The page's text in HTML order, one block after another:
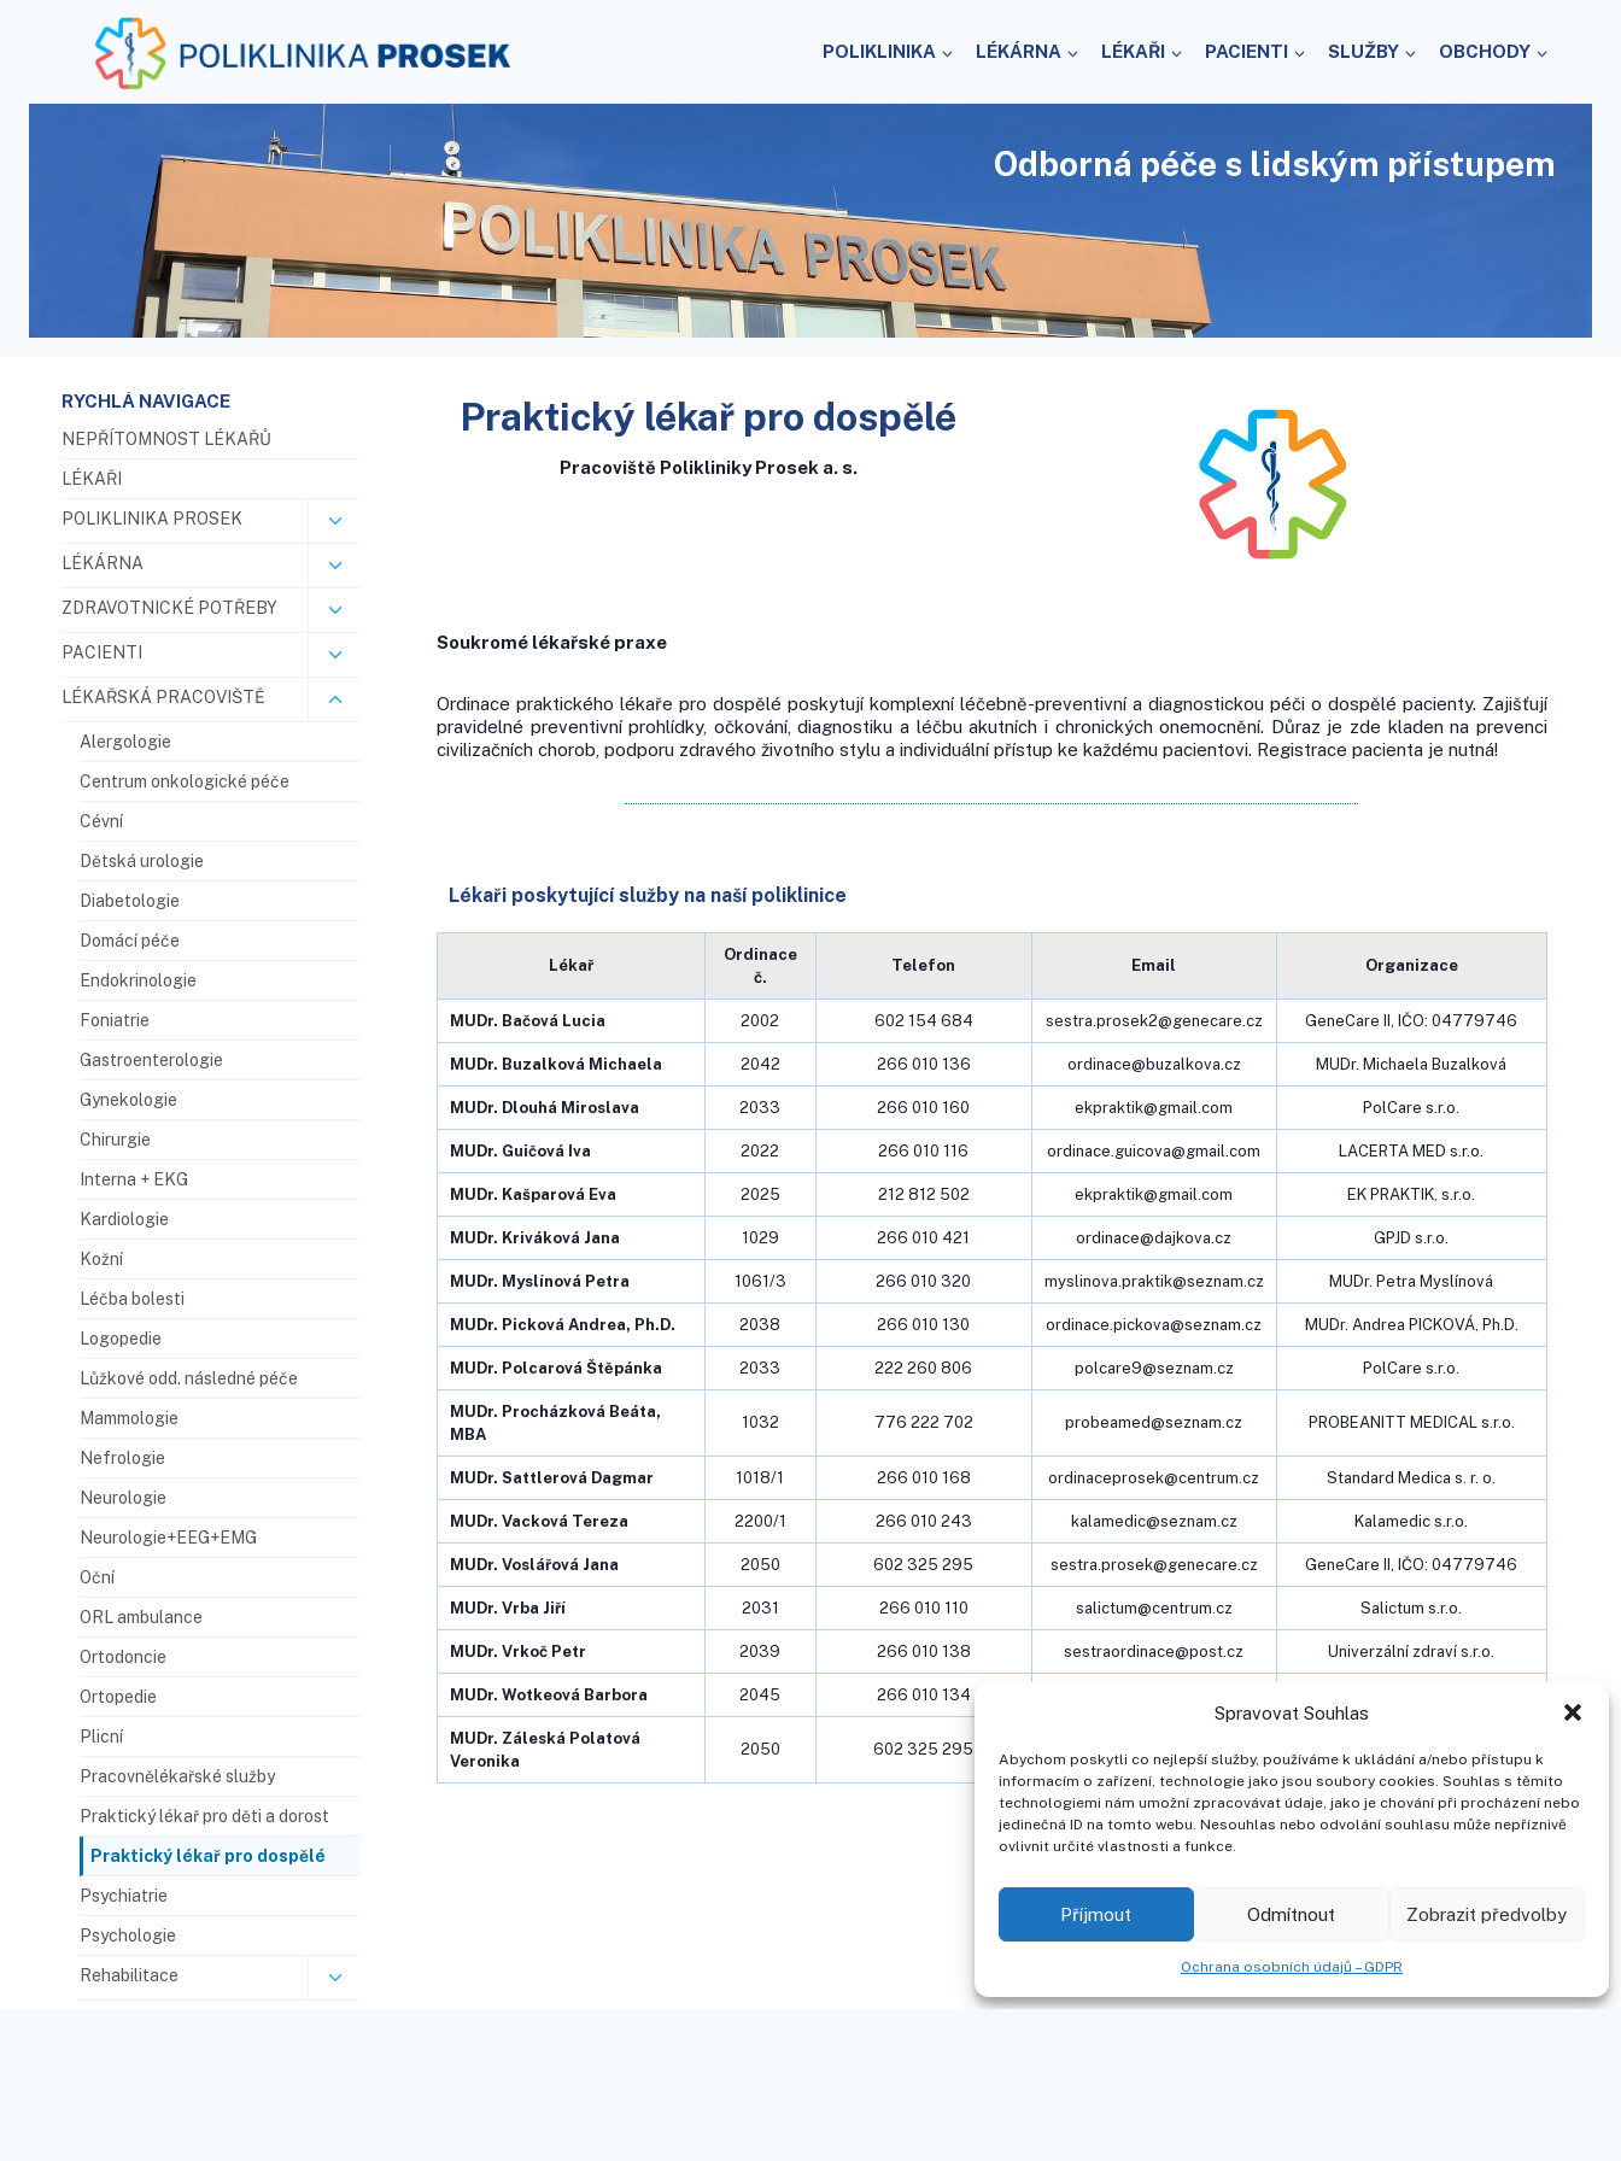
Spravovat Souhlas
Abychom poskytli co nejlepší služby, používáme k ukládání a/nebo přístupu k
informacím o zařízení, technologie jako jsou soubory cookies. Souhlas s těmito
technologiemi nám umožní zpracovávat údaje, jako je chování při procházení nebo
jedinečná ID na tomto webu. Nesouhlas nebo odvolání souhlasu může nepříznivě
ovlivnit určité vlastnosti a funkce.
Příjmout Odmítnout Zobrazit předvolby
Ochrana osobních údajů – GDPR
POLIKLINIKA LÉKÁRNA LÉKAŘI PACIENTI SLUŽBY OBCHODY
Odborná péče s lidským přístupem
Praktický lékař pro dospělé
Pracoviště Polikliniky Prosek a. s.
Soukromé lékařské praxe
Ordinace praktického lékaře pro dospělé poskytují komplexní léčebně-preventivní a diagnostickou péči o dospělé pacienty. Zajišťují
pravidelné preventivní prohlídky, očkování, diagnostiku a léčbu akutních i chronických onemocnění. Důraz je zde kladen na prevenci
civilizačních chorob, podporu zdravého životního stylu a individuální přístup ke každému pacientovi. Registrace pacienta je nutná!
Lékaři poskytující služby na naší poliklinice
Lékař
Ordinace
č.
Telefon Email Organizace
MUDr. Bačová Lucia 2002 602 154 684 sestra.prosek2@genecare.cz GeneCare II, IČO: 04779746
MUDr. Buzalková Michaela 2042 266 010 136 ordinace@buzalkova.cz MUDr. Michaela Buzalková
MUDr. Dlouhá Miroslava 2033 266 010 160 ekpraktik@gmail.com PolCare s.r.o.
MUDr. Guičová Iva 2022 266 010 116 ordinace.guicova@gmail.com LACERTA MED s.r.o.
MUDr. Kašparová Eva 2025 212 812 502 ekpraktik@gmail.com EK PRAKTIK, s.r.o.
MUDr. Kriváková Jana 1029 266 010 421 ordinace@dajkova.cz GPJD s.r.o.
MUDr. Myslínová Petra 1061/3 266 010 320 myslinova.praktik@seznam.cz MUDr. Petra Myslínová
MUDr. Picková Andrea, Ph.D. 2038 266 010 130 ordinace.pickova@seznam.cz MUDr. Andrea PICKOVÁ, Ph.D.
MUDr. Polcarová Štěpánka 2033 222 260 806 polcare9@seznam.cz PolCare s.r.o.
MUDr. Procházková Beáta,
MBA
1032 776 222 702 probeamed@seznam.cz PROBEANITT MEDICAL s.r.o.
MUDr. Sattlerová Dagmar 1018/1 266 010 168 ordinaceprosek@centrum.cz Standard Medica s. r. o.
MUDr. Vacková Tereza 2200/1 266 010 243 kalamedic@seznam.cz Kalamedic s.r.o.
MUDr. Voslářová Jana 2050 602 325 295 sestra.prosek@genecare.cz GeneCare II, IČO: 04779746
MUDr. Vrba Jiří 2031 266 010 110 salictum@centrum.cz Salictum s.r.o.
MUDr. Vrkoč Petr 2039 266 010 138 sestraordinace@post.cz Univerzální zdraví s.r.o.
MUDr. Wotkeová Barbora 2045 266 010 134
MUDr. Záleská Polatová
Veronika
2050 602 325 295 sestra.prosek@genecare.cz GeneCare II, IČO: 04779746
RYCHLÁ NAVIGACE
NEPŘÍTOMNOST LÉKAŘŮ
LÉKAŘI
POLIKLINIKA PROSEK
LÉKÁRNA
ZDRAVOTNICKÉ POTŘEBY
PACIENTI
LÉKAŘSKÁ PRACOVIŠTĚ
Alergologie
Centrum onkologické péče
Cévní
Dětská urologie
Diabetologie
Domácí péče
Endokrinologie
Foniatrie
Gastroenterologie
Gynekologie
Chirurgie
Interna + EKG
Kardiologie
Kožní
Léčba bolesti
Logopedie
Lůžkové odd. následné péče
Mammologie
Nefrologie
Neurologie
Neurologie+EEG+EMG
Oční
ORL ambulance
Ortodoncie
Ortopedie
Plicní
Pracovnělékařské služby
Praktický lékař pro děti a dorost
Praktický lékař pro dospělé
Psychiatrie
Psychologie
Rehabilitace